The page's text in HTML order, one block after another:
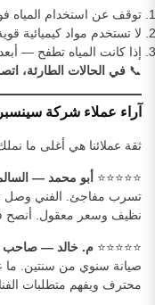
توقف عن استخدام المياه
لا تستخدم مواد كيميائية
إذا كانت المياه تطفح —
📞 في الحالات الطارئة،
آراء عملاء شركة
ثقة عملائنا هي أغلى ما
⭐⭐⭐⭐⭐ أبو محمد —
تسرب مفاجئ. الفني
نظيف وسعر معقول. أنصح
⭐⭐⭐⭐⭐ م. خالد — صاحب
صيانة سنوي من سنتين. ما
محترف ويفهم متطلبات